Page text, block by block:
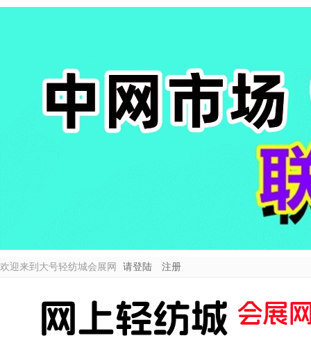
欢迎来到大号轻纺城会展网 请登陆 注册